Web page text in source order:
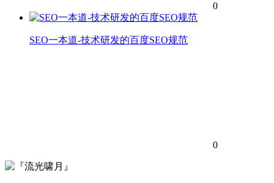
0
SEO一本道-技术研发的百度SEO规范
0